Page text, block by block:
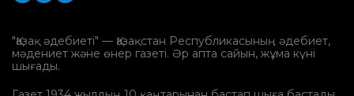
"Қазақ әдебиеті" — Қазақстан Республикасының әдебиет,
мәдениет және өнер газеті. Әр апта сайын, жұма күні
шығады.